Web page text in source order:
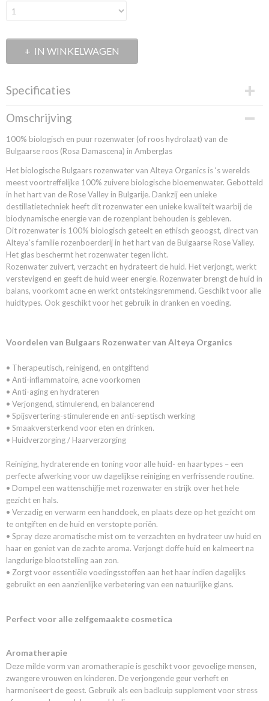
IN WINKELWAGEN
Specificaties
Productcode
ORW07A
EAN code
3800219794120
Netto gewicht
Omschrijving
100% biologisch en puur rozenwater (of roos hydrolaat) van de
Bulgaarse roos (Rosa Damascena) in Amberglas
Het biologische Bulgaars rozenwater van Alteya Organics is ‘s werelds
meest voortreffelijke 100% zuivere biologische bloemenwater. Gebotteld
in het hart van de Rose Valley in Bulgarije. Dankzij een unieke
destillatietechniek heeft dit rozenwater een unieke kwaliteit waarbij de
biodynamische energie van de rozenplant behouden is gebleven.
Dit rozenwater is 100% biologisch geteelt en ethisch geoogst, direct van
Alteya’s familie rozenboerderij in het hart van de Bulgaarse Rose Valley.
Het glas beschermt het rozenwater tegen licht.
Rozenwater zuivert, verzacht en hydrateert de huid. Het verjongt, werkt
verstevigend en geeft de huid weer energie. Rozenwater brengt de huid in
balans, voorkomt acne en werkt ontstekingsremmend. Geschikt voor alle
huidtypes. Ook geschikt voor het gebruik in dranken en voeding.
Voordelen van Bulgaars Rozenwater van Alteya Organics
• Therapeutisch, reinigend, en ontgiftend
• Anti-inflammatoire, acne voorkomen
• Anti-aging en hydrateren
• Verjongend, stimulerend, en balancerend
• Spijsvertering-stimulerende en anti-septisch werking
• Smaakversterkend voor eten en drinken.
• Huidverzorging / Haarverzorging
Reiniging, hydraterende en toning voor alle huid- en haartypes – een
perfecte afwerking voor uw dagelijkse reiniging en verfrissende routine.
• Dompel een wattenschijfje met rozenwater en strijk over het hele
gezicht en hals.
• Verzadig en verwarm een handdoek, en plaats deze op het gezicht om
te ontgiften en de huid en verstopte poriën.
• Spray deze aromatische mist om te verzachten en hydrateer uw huid en
haar en geniet van de zachte aroma. Verjongt doffe huid en kalmeert na
langdurige blootstelling aan zon.
• Zorgt voor essentiële voedingsstoffen aan het haar indien dagelijks
gebruikt en een aanzienlijke verbetering van een natuurlijke glans.
Perfect voor alle zelfgemaakte cosmetica
Aromatherapie
Deze milde vorm van aromatherapie is geschikt voor gevoelige mensen,
zwangere vrouwen en kinderen. De verjongende geur verheft en
harmoniseert de geest. Gebruik als een badkuip supplement voor stress